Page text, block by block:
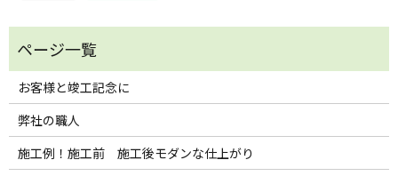
お客様と竣工記念に
弊社の職人
施工例！施工前 施工後モダンな仕上がり